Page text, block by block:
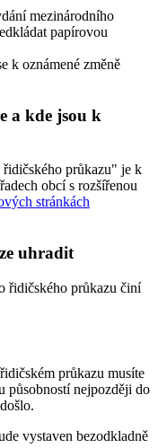
mezinárodního
papírovou
k oznámené změně
a kde jsou k
průkazu" je k
obcí s rozšířenou
stránkách
uhradit
řidičského průkazu činí
průkazu musíte
působností nejpozději do
vystaven bezodkladně